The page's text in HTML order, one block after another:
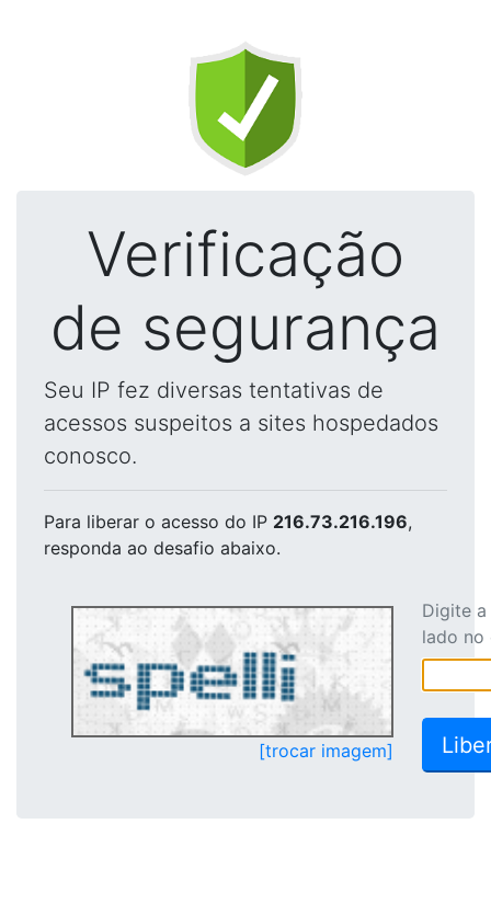
Verificação
de segurança
Seu IP fez diversas tentativas de
acessos suspeitos a sites hospedados
conosco.
Para liberar o acesso do IP 216.73.216.196,
responda ao desafio abaixo.
[trocar imagem]
Digite
lado no